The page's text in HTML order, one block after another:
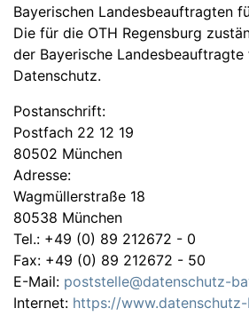
Bayerischen Landesbeauftragten
Die für die OTH Regensburg
der Bayerische Landesbeauftragte
Datenschutz.
Postanschrift:
Postfach 22 12 19
80502 München
Adresse:
Wagmüllerstraße 18
80538 München
Tel.: +49 (0) 89 212672 - 0
Fax: +49 (0) 89 212672 - 50
E-Mail: poststelle@datenschutz-
Internet: https://